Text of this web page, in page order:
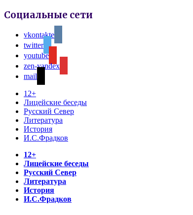
Социальные сети
vkontakte
twitter
youtube
zen-yandex
mail
12+
Лицейские беседы
Русский Север
Литература
История
И.С.Фрадков
12+
Лицейские беседы
Русский Север
Литература
История
И.С.Фрадков